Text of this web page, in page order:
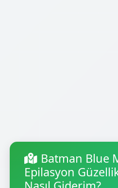
Batman Blue
Epilasyon